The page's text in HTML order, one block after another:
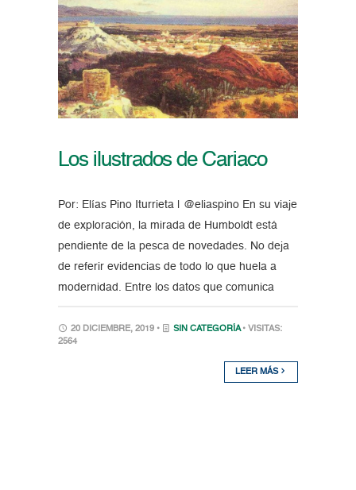
Los ilustrados de Cariaco
Por: Elías Pino Iturrieta | @eliaspino En su viaje
de exploración, la mirada de Humboldt está
pendiente de la pesca de novedades. No deja
de referir evidencias de todo lo que huela a
modernidad. Entre los datos que comunica
20 DICIEMBRE, 2019 • SIN CATEGORÍA • VISITAS:
2564
LEER MÁS